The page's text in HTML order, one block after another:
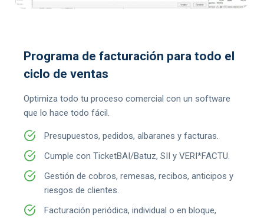
Programa de facturación para todo el
ciclo de ventas
Optimiza todo tu proceso comercial con un software
que lo hace todo fácil.
Presupuestos, pedidos, albaranes y facturas.
Cumple con TicketBAI/Batuz, SII y VERI*FACTU.
Gestión de cobros, remesas, recibos, anticipos y
riesgos de clientes.
Facturación periódica, individual o en bloque,